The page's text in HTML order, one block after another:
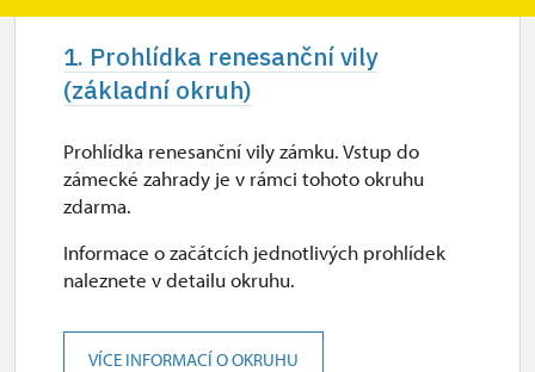
1. Prohlídka renesanční vily
(základní okruh)
Prohlídka renesanční vily zámku. Vstup do
zámecké zahrady je v rámci tohoto okruhu
zdarma.
Informace o začátcích jednotlivých prohlídek
naleznete v detailu okruhu.
VÍCE INFORMACÍ O OKRUHU